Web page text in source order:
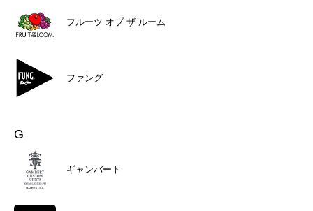
フルーツ オブ ザ ルーム
ファング
G
ギャンバート